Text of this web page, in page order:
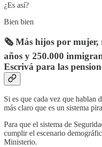
¿Es así?
Bien bien
🗞️ Más hijos por mujer,
años y 250.000
Escrivá para las
Si es que cada vez que hablan
más claro que es un sistema
Para que el sistema de
cumplir el escenario
Ministerio.